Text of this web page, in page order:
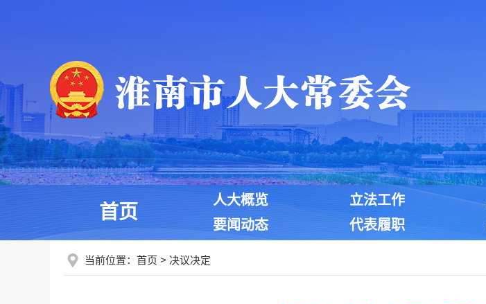
首页
人大概览 立法工作
要闻动态
代表履职
当前位置： 首页 > 决议决定